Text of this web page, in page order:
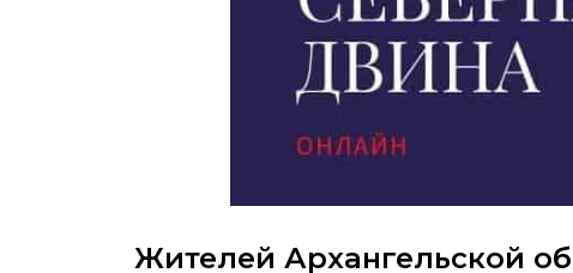
Жителей Архангельской